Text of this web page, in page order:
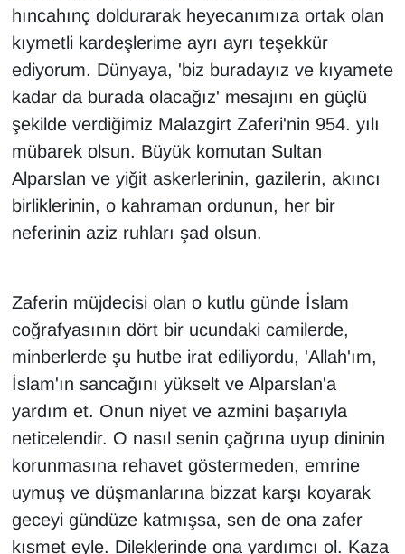
hıncahınç doldurarak heyecanımıza ortak olan
kıymetli kardeşlerime ayrı ayrı teşekkür
ediyorum. Dünyaya, 'biz buradayız ve kıyamete
kadar da burada olacağız' mesajını en güçlü
şekilde verdiğimiz Malazgirt Zaferi'nin 954. yılı
mübarek olsun. Büyük komutan Sultan
Alparslan ve yiğit askerlerinin, gazilerin, akıncı
birliklerinin, o kahraman ordunun, her bir
neferinin aziz ruhları şad olsun.
Zaferin müjdecisi olan o kutlu günde İslam
coğrafyasının dört bir ucundaki camilerde,
minberlerde şu hutbe irat ediliyordu, 'Allah'ım,
İslam'ın sancağını yükselt ve Alparslan'a
yardım et. Onun niyet ve azmini başarıyla
neticelendir. O nasıl senin çağrına uyup dininin
korunmasına rehavet göstermeden, emrine
uymuş ve düşmanlarına bizzat karşı koyarak
geceyi gündüze katmışsa, sen de ona zafer
kısmet eyle. Dileklerinde ona yardımcı ol. Kaza
ONE EKONOMİ
POLİTİKA
Resmi İlanlar
RÖPORTAJ
SAĞLIK
Seri İlan
Sinema - TV
SİYASET
SPOR
TEBRİK
TEKNOLOJİ
Turizm